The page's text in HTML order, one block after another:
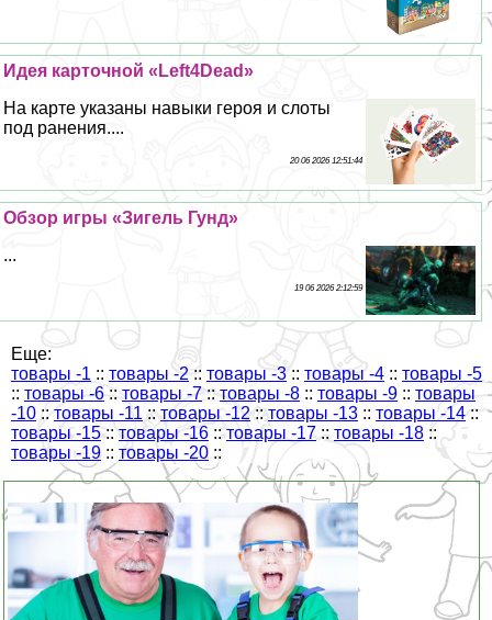
Идея карточной «Left4Dead»
На карте указаны навыки героя и слоты
под ранения....
20 06 2026 12:51:44
Обзор игры «Зигель Гунд»
...
19 06 2026 2:12:59
Еще:
товары -1 :: товары -2 :: товары -3:: товары -4 :: товары -5
:: товары -6 :: товары -7:: товары -8 :: товары -9 :: товары
-10 ::товары -11 :: товары -12:: товары -13 :: товары -14::
товары -15 ::товары -16 ::товары -17 :: товары -18 ::
товары -19 :: товары -20 ::